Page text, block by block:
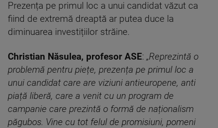
Prezența pe primul loc a unui candidat văzut ca
fiind de extremă dreaptă ar putea duce la
diminuarea investițiilor străine.
Christian Năsulea, profesor ASE: „Reprezintă o
problemă pentru piețe, prezența pe primul loc a
unui candidat care are viziuni antieuropene, anti
piață liberă, care a venit cu un program de
campanie care prezintă o formă de naționalism
păgubos. Vine cu tot felul de promisiuni, pomeni